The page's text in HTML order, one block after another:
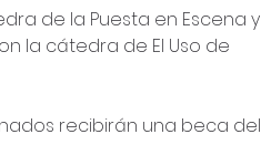
de la Puesta en Escena y
la cátedra de El Uso de
recibirán una beca del